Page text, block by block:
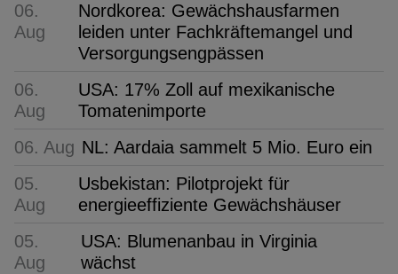
06.
Aug
Nordkorea: Gewächshausfarmen
leiden unter Fachkräftemangel und
Versorgungsengpässen
06.
Aug
USA: 17% Zoll auf mexikanische
Tomatenimporte
06. Aug NL: Aardaia sammelt 5 Mio. Euro ein
05.
Aug
Usbekistan: Pilotprojekt für
energieeffiziente Gewächshäuser
05.
Aug
USA: Blumenanbau in Virginia
wächst